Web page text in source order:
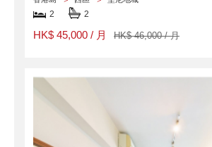
2 2
HK$ 45,000 / 月 HK$ 46,000 / 月